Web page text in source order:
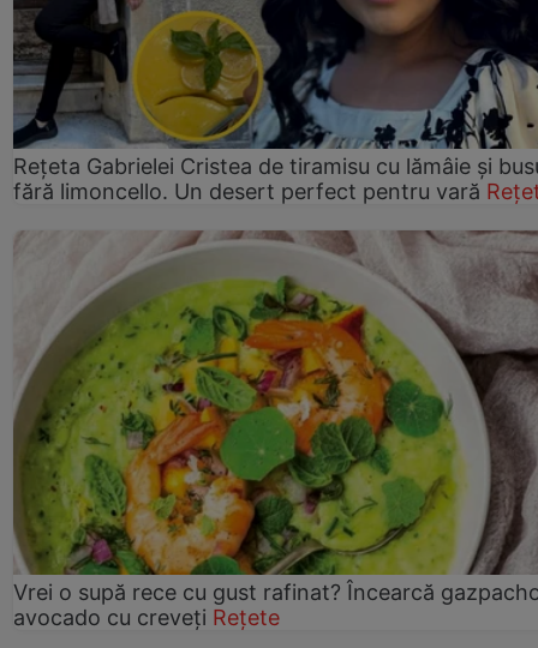
Rețeta Gabrielei Cristea de tiramisu cu lămâie și
fără limoncello. Un desert perfect pentru vară
Vrei o supă rece cu gust rafinat? Încearcă
avocado cu creveți Rețete